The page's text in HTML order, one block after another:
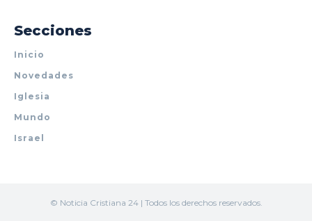
Secciones
Inicio
Novedades
Iglesia
Mundo
Israel
© Noticia Cristiana 24 | Todos los derechos reservados.